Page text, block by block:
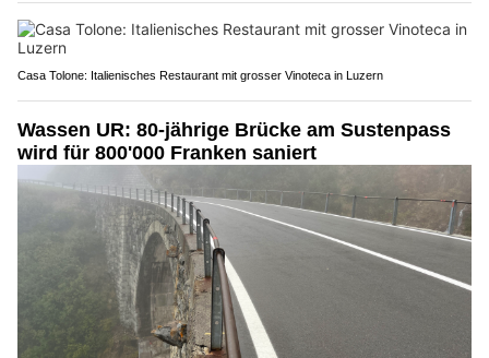
Casa Tolone: Italienisches Restaurant mit grosser Vinoteca in Luzern
Wassen UR: 80-jährige Brücke am Sustenpass
wird für 800'000 Franken saniert